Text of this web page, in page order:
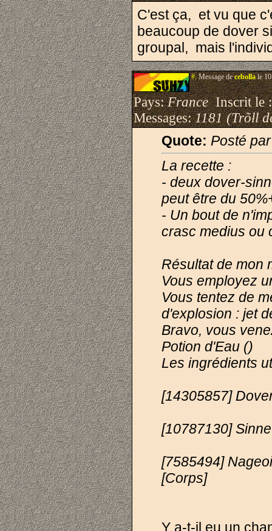
C'est ça, et vu que
beaucoup de dover
groupal, mais
#.Message decebollale
Pays:FranceInscrit le
Messages:1181 (Trõll
Quote: Posté
La recette :
- deux dover-
peut être du
- Un bout de
crasc medius ou
Résultat de mon
Vous employez
Vous tentez de
d'explosion : jet
Bravo, vous
Potion d'Eau ()
Les ingrédients
[14305857]
[10787130]
[7585494]
[Corps]
Y a-t-il eu un